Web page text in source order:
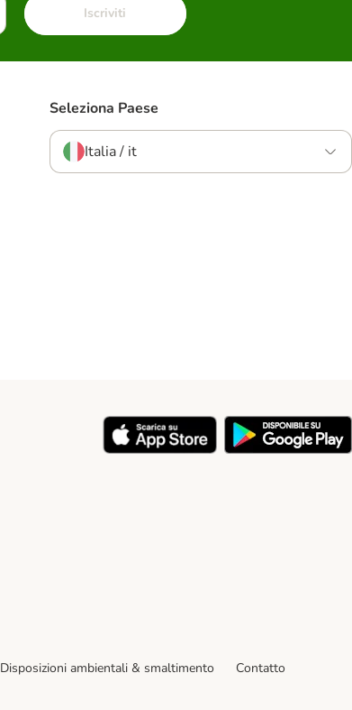
Iscriviti
Seleziona Paese
Italia / it
Disposizioni ambientali & smaltimento
Contatto